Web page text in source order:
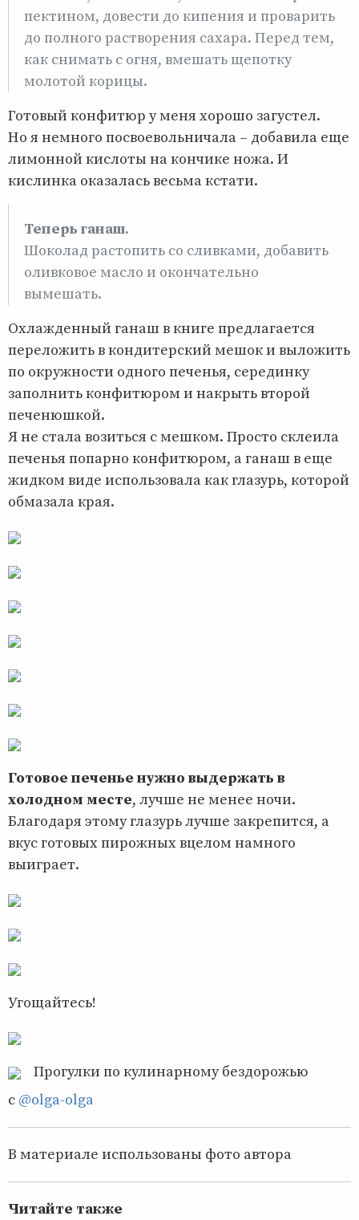
пектином, довести до кипения и проварить
до полного растворения сахара. Перед тем,
как снимать с огня, вмешать щепотку
молотой корицы.
Готовый конфитюр у меня хорошо загустел.
Но я немного посвоевольничала – добавила еще
лимонной кислоты на кончике ножа. И
кислинка оказалась весьма кстати.
Теперь ганаш.
Шоколад растопить со сливками, добавить
оливковое масло и окончательно
вымешать.
Охлажденный ганаш в книге предлагается
переложить в кондитерский мешок и выложить
по окружности одного печенья, серединку
заполнить конфитюром и накрыть второй
печенюшкой.
Я не стала возиться с мешком. Просто склеила
печенья попарно конфитюром, а ганаш в еще
жидком виде использовала как глазурь, которой
обмазала края.
Готовое печенье нужно выдержать в
холодном месте, лучше не менее ночи.
Благодаря этому глазурь лучше закрепится, а
вкус готовых пирожных вцелом намного
выиграет.
Угощайтесь!
Прогулки по кулинарному бездорожью
с @olga-olga
В материале использованы фото автора
Читайте также